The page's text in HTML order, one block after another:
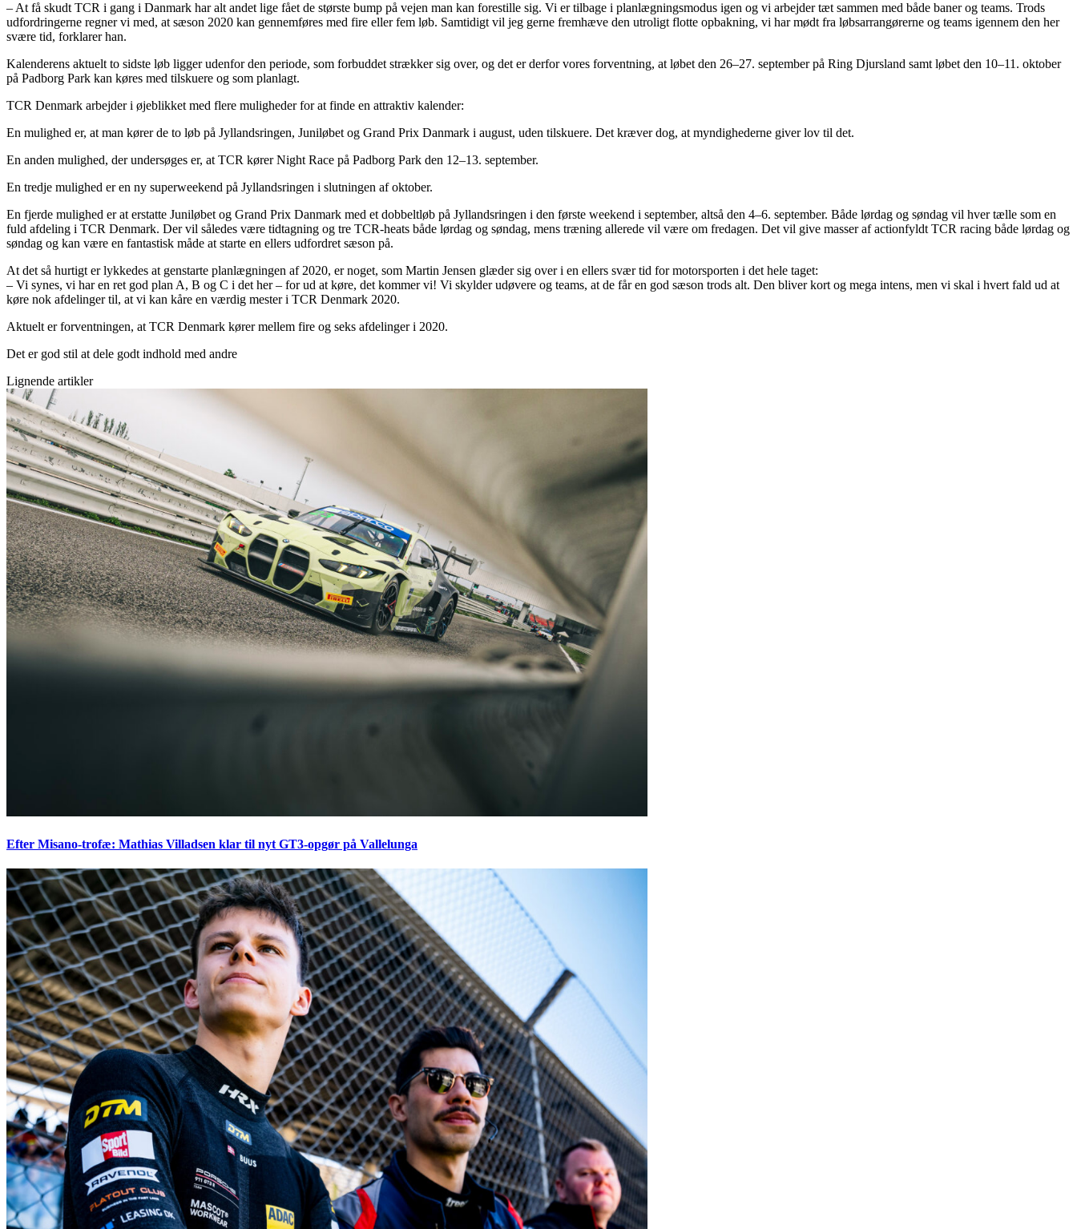
– At få skudt TCR i gang i Danmark har alt andet lige fået de største bump på vejen man kan forestille sig. Vi er tilbage i planlægningsmodus igen og vi arbejder tæt sammen med både baner og teams. Trods
udfordringerne regner vi med, at sæson 2020 kan gennemføres med fire eller fem løb. Samtidigt vil jeg gerne fremhæve den utroligt flotte opbakning, vi har mødt fra løbsarrangørerne og teams igennem den her
svære tid, forklarer han.
Kalenderens aktuelt to sidste løb ligger udenfor den periode, som forbuddet strækker sig over, og det er derfor vores forventning, at løbet den 26–27. september på Ring Djursland samt løbet den 10–11. oktober
på Padborg Park kan køres med tilskuere og som planlagt.
TCR Denmark arbejder i øjeblikket med flere muligheder for at finde en attraktiv kalender:
En mulighed er, at man kører de to løb på Jyllandsringen, Juniløbet og Grand Prix Danmark i august, uden tilskuere. Det kræver dog, at myndighederne giver lov til det.
En anden mulighed, der undersøges er, at TCR kører Night Race på Padborg Park den 12–13. september.
En tredje mulighed er en ny superweekend på Jyllandsringen i slutningen af oktober.
En fjerde mulighed er at erstatte Juniløbet og Grand Prix Danmark med et dobbeltløb på Jyllandsringen i den første weekend i september, altså den 4–6. september. Både lørdag og søndag vil hver tælle som en
fuld afdeling i TCR Denmark. Der vil således være tidtagning og tre TCR-heats både lørdag og søndag, mens træning allerede vil være om fredagen. Det vil give masser af actionfyldt TCR racing både lørdag og
søndag og kan være en fantastisk måde at starte en ellers udfordret sæson på.
At det så hurtigt er lykkedes at genstarte planlægningen af 2020, er noget, som Martin Jensen glæder sig over i en ellers svær tid for motorsporten i det hele taget:
– Vi synes, vi har en ret god plan A, B og C i det her – for ud at køre, det kommer vi! Vi skylder udøvere og teams, at de får en god sæson trods alt. Den bliver kort og mega intens, men vi skal i hvert fald ud at
køre nok afdelinger til, at vi kan kåre en værdig mester i TCR Denmark 2020.
Aktuelt er forventningen, at TCR Denmark kører mellem fire og seks afdelinger i 2020.
Det er god stil at dele godt indhold med andre
Lignende artikler
Efter Misano-trofæ: Mathias Villadsen klar til nyt GT3-opgør på Vallelunga